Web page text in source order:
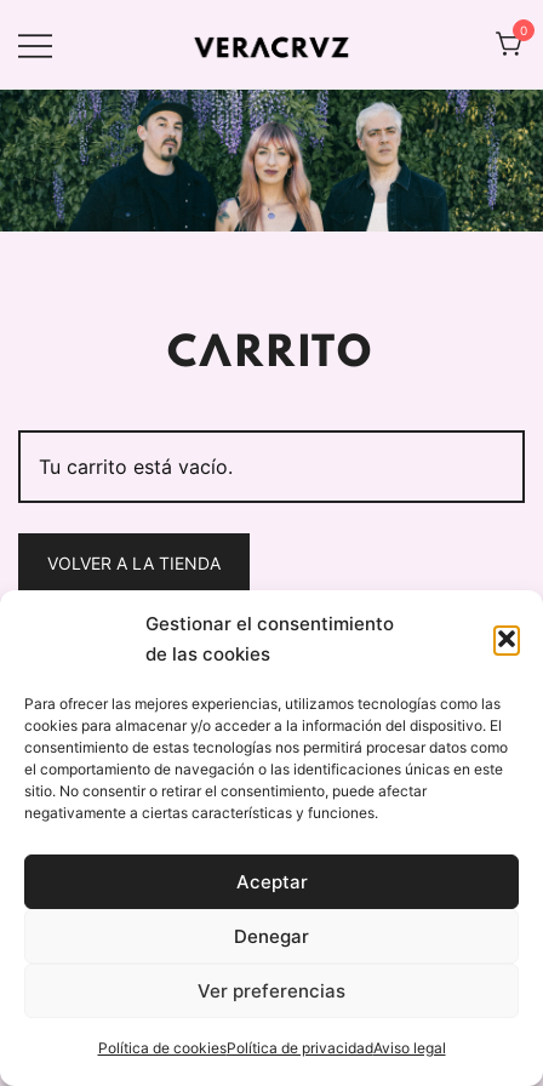
Gestionar el consentimiento
de las cookies
Para ofrecer las mejores experiencias, utilizamos tecnologías como las
cookies para almacenar y/o acceder a la información del dispositivo. El
consentimiento de estas tecnologías nos permitirá procesar datos como
el comportamiento de navegación o las identificaciones únicas en este
sitio. No consentir o retirar el consentimiento, puede afectar
negativamente a ciertas características y funciones.
Aceptar
Denegar
Ver preferencias
Política de cookiesPolítica de privacidadAviso legal
VERACRVZ
Web oficial de VERACRVZ
0
CARRITO
Tu carrito está vacío.
VOLVER A LA TIENDA
© 2026 VERACRVZ. Web porOrdenaTuCabeza
Política de privacidad
Política de cookies